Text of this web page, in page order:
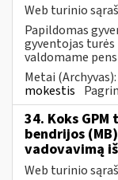
Web turinio
Papildomas
gyventojas
valdomame
Metai (Archyvas):
mokestis
34. Koks
bendrijos
vadovavimą
Web turinio